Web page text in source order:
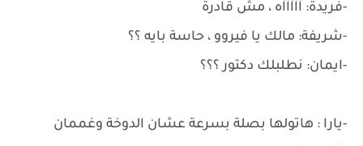
-فريدة: آآآآآه ، مش قادرة
-شريفة: مالك يا فيروو ، حاسة بايه ؟؟
-ايمان: نطلبلك دكتور ؟؟؟
-يارا : هاتولها بصلة بسرعة عشان الدوخة وغممان